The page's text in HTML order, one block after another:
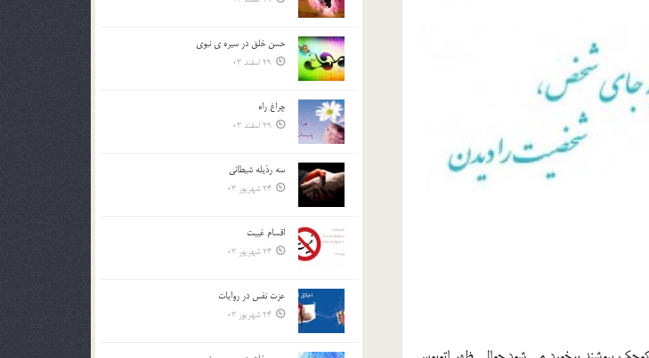
حسن خلق در سيره ي نبوي
29 اسفند 03
چراغ راه
29 اسفند 03
سه رذیله شیطانی
24 شهریور 03
اقسام غيبت
24 شهریور 03
عزت نفس در روايات
24 شهریور 03